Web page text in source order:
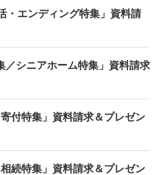
・エンディング特集」資料請
／シニアホーム特集」資料請求
付特集」資料請求＆プレゼン
続特集」資料請求＆プレゼン